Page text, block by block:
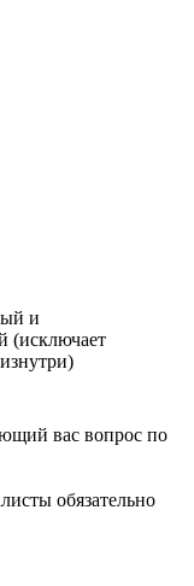
и
(исключает
вас вопрос по
обязательно